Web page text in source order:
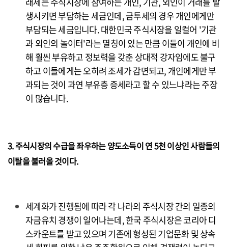
생시키면 부담하는 세금인데, 금투세의 경우 개인에게만
부담되는 세금입니다. 대한민국 주식시장을 일컬어 '기관
과 외인의 놀이터'라는 멸칭이 있는 만큼 이들이 개인에 비
해 훨씬 부유하고 정보력을 갖춘 상대적 강자임에도 불구
하고 이들에게는 오히려 조세가 감면되고, 개인에게만 부
과되는 것이 과연 부유층 증세라고 할 수 있느냐라는 주장
이 많습니다.
3. 주식시장의 수급을 좌우하는 양도소득이 연 5천 이상인 사람들의
이탈을 불러올 것이다.
세계화가 진행됨에 따라 각 나라의 주식시장 간의 일종의
자금유치 경쟁이 일어나는데, 한국 주식시장은 코리아 디
스카운트를 받고 있으며 기존에 형성된 기업문화 및 상속